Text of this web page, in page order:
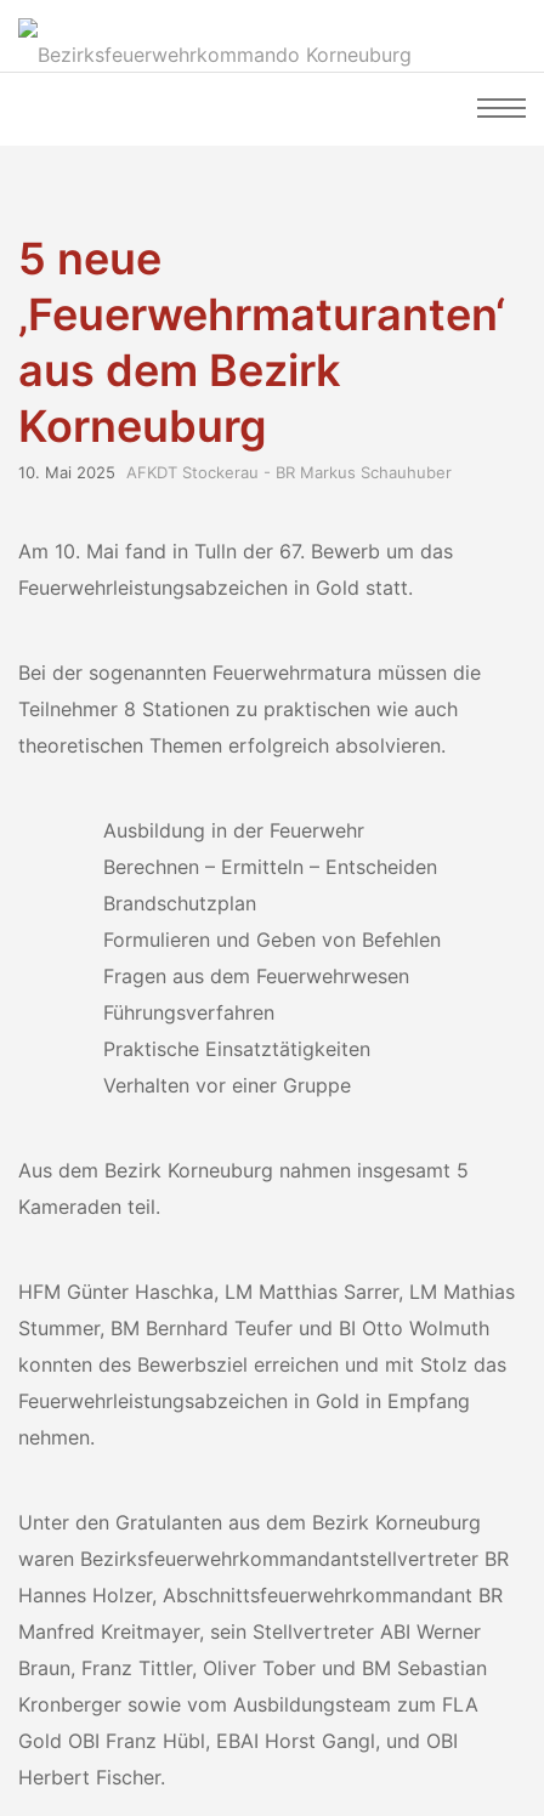
5 neue
‚Feuerwehrmaturanten‘
aus dem Bezirk
Korneuburg
10. Mai 2025 AFKDT Stockerau - BR Markus Schauhuber
Am 10. Mai fand in Tulln der 67. Bewerb um das
Feuerwehrleistungsabzeichen in Gold statt.
Bei der sogenannten Feuerwehrmatura müssen die
Teilnehmer 8 Stationen zu praktischen wie auch
theoretischen Themen erfolgreich absolvieren.
Ausbildung in der Feuerwehr
Berechnen – Ermitteln – Entscheiden
Brandschutzplan
Formulieren und Geben von Befehlen
Fragen aus dem Feuerwehrwesen
Führungsverfahren
Praktische Einsatztätigkeiten
Verhalten vor einer Gruppe
Aus dem Bezirk Korneuburg nahmen insgesamt 5
Kameraden teil.
HFM Günter Haschka, LM Matthias Sarrer, LM Mathias
Stummer, BM Bernhard Teufer und BI Otto Wolmuth
konnten des Bewerbsziel erreichen und mit Stolz das
Feuerwehrleistungsabzeichen in Gold in Empfang
nehmen.
Unter den Gratulanten aus dem Bezirk Korneuburg
waren Bezirksfeuerwehrkommandantstellvertreter BR
Hannes Holzer, Abschnittsfeuerwehrkommandant BR
Manfred Kreitmayer, sein Stellvertreter ABI Werner
Braun, Franz Tittler, Oliver Tober und BM Sebastian
Kronberger sowie vom Ausbildungsteam zum FLA
Gold OBI Franz Hübl, EBAI Horst Gangl, und OBI
Herbert Fischer.